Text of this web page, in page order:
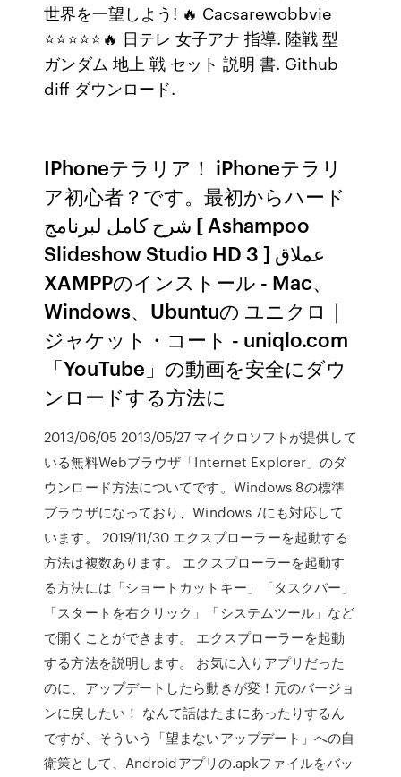
世界を一望しよう! 🔥 Cacsarewobbvie
⭐⭐⭐⭐⭐🔥 日テレ 女子アナ 指導. 陸戦 型
ガンダム 地上 戦 セット 説明 書. Github
diff ダウンロード.
IPhoneテラリア！ iPhoneテラリ
ア初心者？です。最初からハード
شرح كامل لبرنامج [ Ashampoo
Slideshow Studio HD 3 ] عملاق
XAMPPのインストール - Mac、
Windows、Ubuntuの ユニクロ｜
ジャケット・コート - uniqlo.com
「YouTube」の動画を安全にダウ
ンロードする方法に
2013/06/05 2013/05/27 マイクロソフトが提供して
いる無料Webブラウザ「Internet Explorer」のダ
ウンロード方法についてです。Windows 8の標準
ブラウザになっており、Windows 7にも対応して
います。 2019/11/30 エクスプローラーを起動する
方法は複数あります。 エクスプローラーを起動す
る方法には「ショートカットキー」「タスクバー」
「スタートを右クリック」「システムツール」など
で開くことができます。 エクスプローラーを起動
する方法を説明します。 お気に入りアプリだった
のに、アップデートしたら動きが変！元のバージョ
ンに戻したい！ なんて話はたまにあったりするん
ですが、そういう「望まないアップデート」への自
衛策として、Androidアプリの.apkファイルをバッ